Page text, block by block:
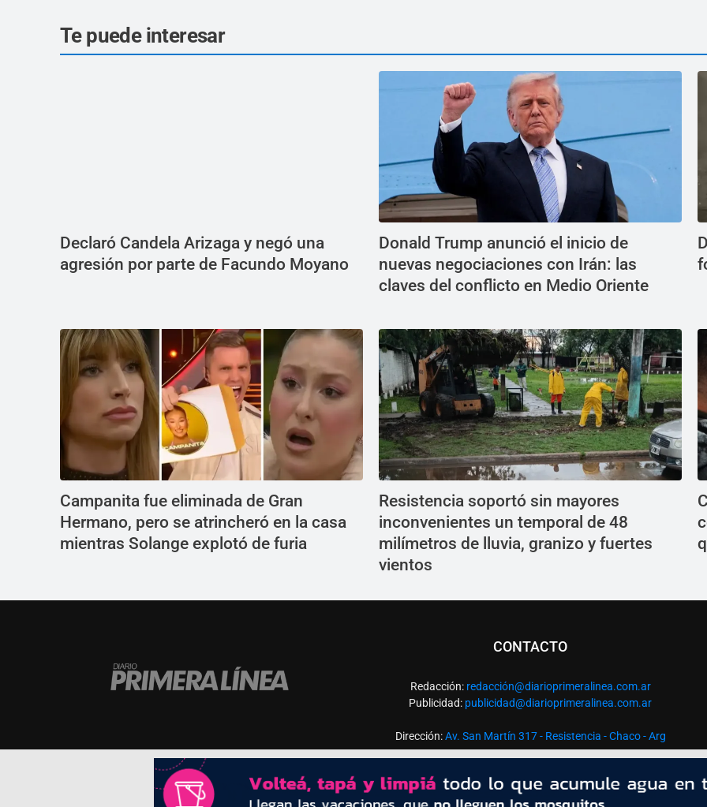
Te puede interesar
Declaró Candela Arizaga y negó una
agresión por parte de Facundo Moyano
Donald Trump anunció el inicio de
nuevas negociaciones con Irán: las
claves del conflicto en Medio Oriente
Campanita fue eliminada de Gran
Hermano, pero se atrincheró en la casa
mientras Solange explotó de furia
Resistencia soportó sin mayores
inconvenientes un temporal de 48
milímetros de lluvia, granizo y fuertes
vientos
CONTACTO
Redacción: redacción@diarioprimeralinea.com.ar
Publicidad: publicidad@diarioprimeralinea.com.ar
Dirección:Av. San Martín 317 - Resistencia - Chaco - Arg